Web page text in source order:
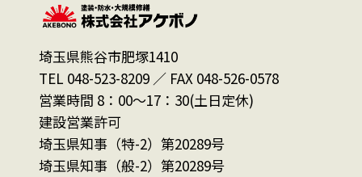
埼玉県熊谷市肥塚1410
TEL 048-523-8209 ／ FAX 048-526-0578
営業時間 8：00～17：30(土日定休)
建設営業許可
埼玉県知事（特-2）第20289号
埼玉県知事（般-2）第20289号